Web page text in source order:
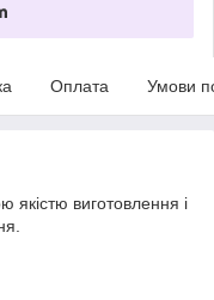
Оплата Умови
якістю виготовлення і